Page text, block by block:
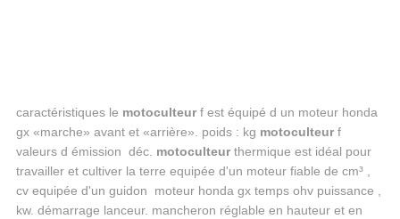
caractéristiques le motoculteurf est équipé d un moteur honda
gx «marche» avant et «arrière». poids : kg motoculteurf
valeurs d émission déc. motoculteurthermique est idéal pour
travailler et cultiver la terre equipée d'un moteur fiable de cm³ ,
cv equipée d'un guidon moteur honda gx temps ohv puissance ,
kw. démarrage lanceur. mancheron réglable en hauteur et en